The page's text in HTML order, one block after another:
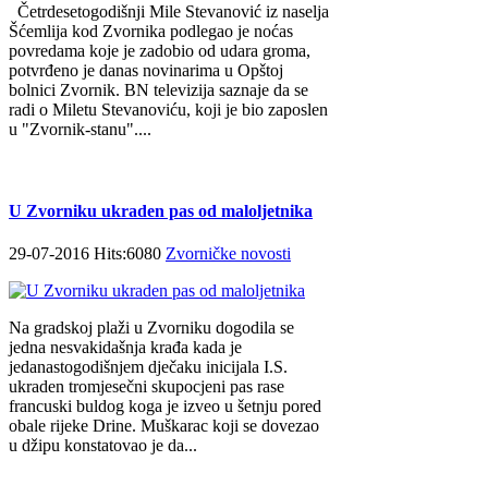
Četrdesetogodišnji Mile Stevanović iz naselja
Šćemlija kod Zvornika podlegao je noćas
povredama koje je zadobio od udara groma,
potvrđeno je danas novinarima u Opštoj
bolnici Zvornik. BN televizija saznaje da se
radi o Miletu Stevanoviću, koji je bio zaposlen
u "Zvornik-stanu"....
U Zvorniku ukraden pas od maloljetnika
29-07-2016 Hits:6080 Zvorničke novosti
Na gradskoj plaži u Zvorniku dogodila se
jedna nesvakidašnja krađa kada je
jedanastogodišnjem dječaku inicijala I.S.
ukraden tromjesečni skupocjeni pas rase
francuski buldog koga je izveo u šetnju pored
obale rijeke Drine. Muškarac koji se dovezao
u džipu konstatovao je da...